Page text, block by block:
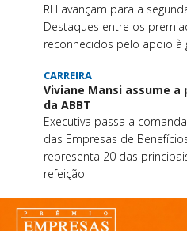
RH avançam para a
Destaques entre os
reconhecidos pelo apoio à
CARREIRA
Viviane Mansi assume
da ABBT
Executiva passa a
das Empresas de
representa 20 das
refeição